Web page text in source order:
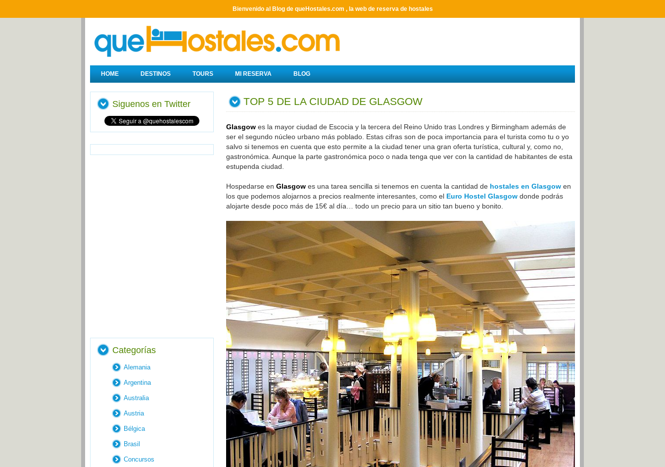
Bienvenido al Blog de queHostales.com , la web de reserva de hostales
HOME DESTINOS TOURS MI RESERVA BLOG
TOP 5 DE LA CIUDAD DE GLASGOW
Glasgow es la mayor ciudad de Escocia y la tercera del Reino Unido tras Londres y Birmingham además de
ser el segundo núcleo urbano más poblado. Estas cifras son de poca importancia para el turista como tu o yo
salvo si tenemos en cuenta que esto permite a la ciudad tener una gran oferta turística, cultural y, como no,
gastronómica. Aunque la parte gastronómica poco o nada tenga que ver con la cantidad de habitantes de esta
estupenda ciudad.
Hospedarse en Glasgow es una tarea sencilla si tenemos en cuenta la cantidad de hostales en Glasgow en
los que podemos alojarnos a precios realmente interesantes, como el Euro Hostel Glasgow donde podrás
alojarte desde poco más de 15€ al día… todo un precio para un sitio tan bueno y bonito.
Siguenos en Twitter
Categorías
Alemania
Argentina
Australia
Austria
Bélgica
Brasil
Concursos